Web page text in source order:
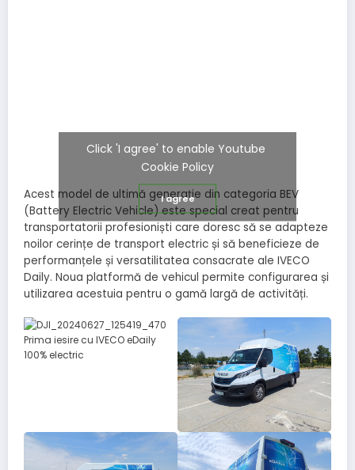
Click 'I agree' to enable Youtube
Cookie Policy
I agree
Acest model de ultimă generație din categoria BEV
(Battery Electric Vehicle) este special creat pentru
transportatorii profesioniști care doresc să se adapteze
noilor cerințe de transport electric și să beneficieze de
performanțele și versatilitatea consacrate ale IVECO
Daily. Noua platformă de vehicul permite configurarea și
utilizarea acestuia pentru o gamă largă de activități.